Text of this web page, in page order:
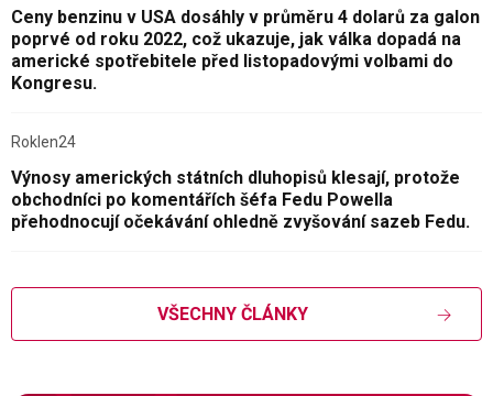
Ceny benzinu v USA dosáhly v průměru 4 dolarů za galon
poprvé od roku 2022, což ukazuje, jak válka dopadá na
americké spotřebitele před listopadovými volbami do
Kongresu.
Roklen24
Výnosy amerických státních dluhopisů klesají, protože
obchodníci po komentářích šéfa Fedu Powella
přehodnocují očekávání ohledně zvyšování sazeb Fedu.
VŠECHNY ČLÁNKY